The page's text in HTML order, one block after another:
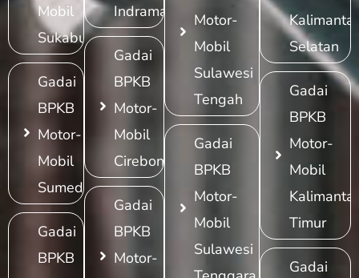
Mobil
Sukabumi
Gadai
BPKB
Motor-
Mobil
Sumedang
Gadai
BPKB
Indramayu
Gadai
BPKB
Motor-
Mobil
Cirebon
Gadai
BPKB
Motor-
Motor-
Mobil
Sulawesi
Tengah
Gadai
BPKB
Motor-
Mobil
Sulawesi
Selatan
Gadai
BPKB
Motor-
Mobil
Timur
Gadai